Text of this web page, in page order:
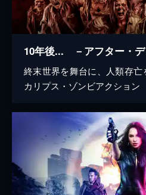
10年後... －アフター・デ
終末世界を舞台に、人類存
カリプス・ゾンビアクション